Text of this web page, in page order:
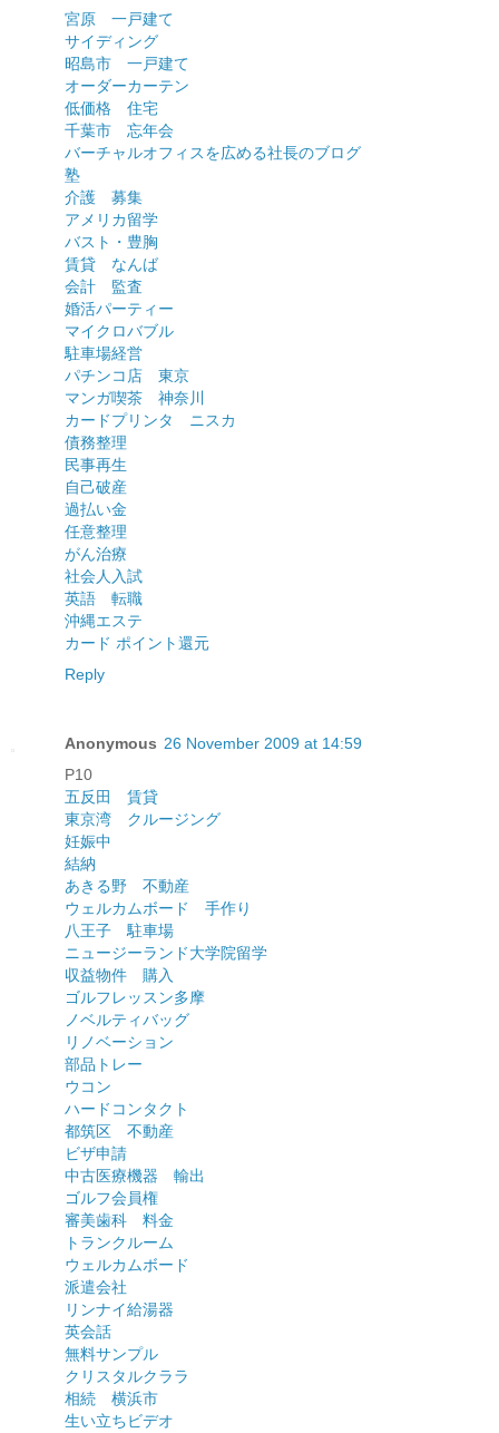
宮原 一戸建て
サイディング
昭島市 一戸建て
オーダーカーテン
低価格 住宅
千葉市 忘年会
バーチャルオフィスを広める社長のブログ
塾
介護 募集
アメリカ留学
バスト・豊胸
賃貸 なんば
会計 監査
婚活パーティー
マイクロバブル
駐車場経営
パチンコ店 東京
マンガ喫茶 神奈川
カードプリンタ ニスカ
債務整理
民事再生
自己破産
過払い金
任意整理
がん治療
社会人入試
英語 転職
沖縄エステ
カード ポイント還元
Reply
Anonymous 26 November 2009 at 14:59
P10
五反田 賃貸
東京湾 クルージング
妊娠中
結納
あきる野 不動産
ウェルカムボード 手作り
八王子 駐車場
ニュージーランド大学院留学
収益物件 購入
ゴルフレッスン多摩
ノベルティバッグ
リノベーション
部品トレー
ウコン
ハードコンタクト
都筑区 不動産
ビザ申請
中古医療機器 輸出
ゴルフ会員権
審美歯科 料金
トランクルーム
ウェルカムボード
派遣会社
リンナイ給湯器
英会話
無料サンプル
クリスタルクララ
相続 横浜市
生い立ちビデオ